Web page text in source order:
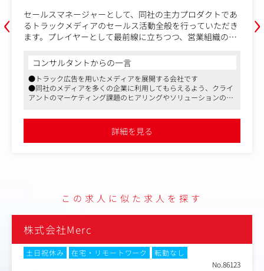
‹
セールスマネージャーとして、同社の主力プロダクトであ
るトラックメディアのセールス活動全般を行っていただき
ます。プレイヤーとして最前線に立ちつつ、営業組織の構
■具体的な業務
・プレイヤーとしての実績創出と戦術策定
・セールスプロセスの確立と仕組化
・セールスチームの採用・育成・マネジメント
現状では営業メンバーがいないため、採用活動や教育など
にも携わって頂く予定です。
マネージャーとして0から1を創出していく楽しみを味わう
ことができます。
コンサルタントからの一言
●トラック広告を用いたメディアを展開する会社です
●同社のメディアを多くの企業に利用してもらえるよう、クライ
アントのマーケティング課題のヒアリングやソリューションの提
●フレックスを導入しており、社長の意向で残業も少なくなって
詳細を見る
›
この求人に似た求人を探す
株式会社Merc
土日祝休み 在宅・リモートワーク
転勤なし
No.86123